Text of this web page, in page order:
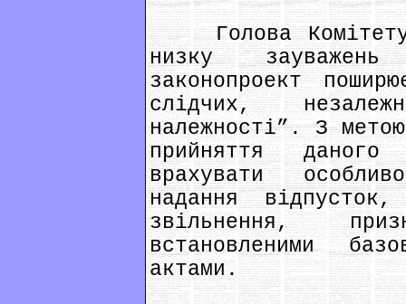
Голова Комітету
низку
законопроект
слідчих,
належності”. З
прийняття даного
врахувати
надання
звільнення,
встановленими
актами.